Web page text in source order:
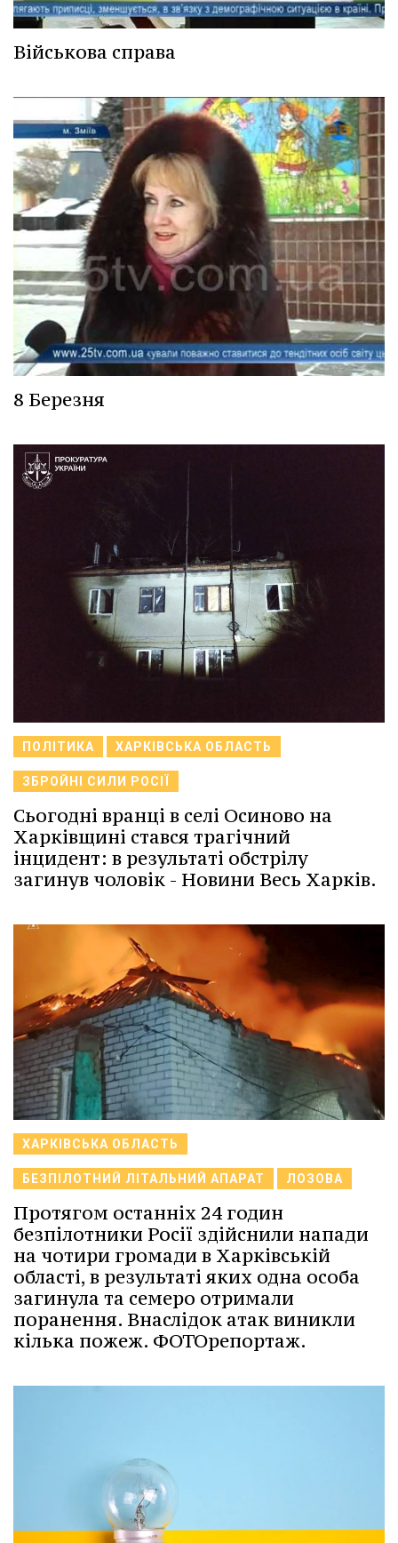
Військова справа
8 Березня
ПОЛІТИКА ХАРКІВСЬКА ОБЛАСТЬ
ЗБРОЙНІ СИЛИ РОСІЇ
Сьогодні вранці в селі Осиново на
Харківщині стався трагічний
інцидент: в результаті обстрілу
загинув чоловік - Новини Весь Харків.
ХАРКІВСЬКА ОБЛАСТЬ
БЕЗПІЛОТНИЙ ЛІТАЛЬНИЙ АПАРАТ ЛОЗОВА
Протягом останніх 24 годин
безпілотники Росії здійснили напади
на чотири громади в Харківській
області, в результаті яких одна особа
загинула та семеро отримали
поранення. Внаслідок атак виникли
кілька пожеж. ФОТОрепортаж.